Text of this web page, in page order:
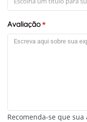
Avaliação*
Recomenda-se que